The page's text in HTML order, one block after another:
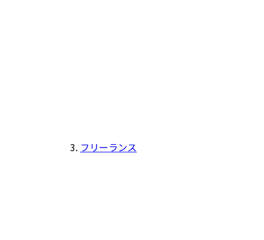
フリーランス